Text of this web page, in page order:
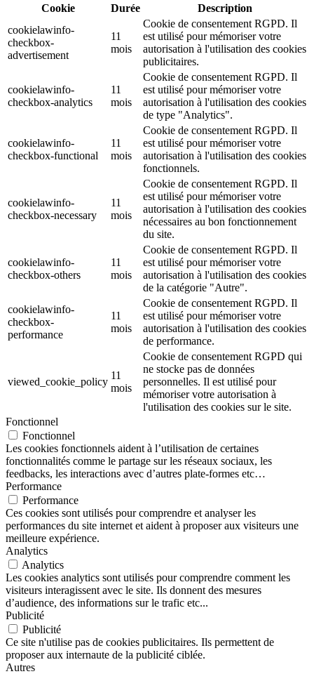
Cookie
Durée
Description
cookielawinfo-
checkbox-
advertisement
11
mois
Cookie de consentement RGPD. Il
est utilisé pour mémoriser votre
autorisation à l'utilisation des cookies
publicitaires.
cookielawinfo-
checkbox-analytics
11
mois
Cookie de consentement RGPD. Il
est utilisé pour mémoriser votre
autorisation à l'utilisation des cookies
de type "Analytics".
cookielawinfo-
checkbox-functional
11
mois
Cookie de consentement RGPD. Il
est utilisé pour mémoriser votre
autorisation à l'utilisation des cookies
fonctionnels.
cookielawinfo-
checkbox-necessary
11
mois
Cookie de consentement RGPD. Il
est utilisé pour mémoriser votre
autorisation à l'utilisation des cookies
nécessaires au bon fonctionnement
du site.
cookielawinfo-
checkbox-others
11
mois
Cookie de consentement RGPD. Il
est utilisé pour mémoriser votre
autorisation à l'utilisation des cookies
de la catégorie "Autre".
cookielawinfo-
checkbox-
performance
11
mois
Cookie de consentement RGPD. Il
est utilisé pour mémoriser votre
autorisation à l'utilisation des cookies
de performance.
viewed_cookie_policy
11
mois
Cookie de consentement RGPD qui
ne stocke pas de données
personnelles. Il est utilisé pour
mémoriser votre autorisation à
l'utilisation des cookies sur le site.
Fonctionnel
Fonctionnel
Les cookies fonctionnels aident à l’utilisation de certaines
fonctionnalités comme le partage sur les réseaux sociaux, les
feedbacks, les interactions avec d’autres plate-formes etc…
Performance
Performance
Ces cookies sont utilisés pour comprendre et analyser les
performances du site internet et aident à proposer aux visiteurs une
meilleure expérience.
Analytics
Analytics
Les cookies analytics sont utilisés pour comprendre comment les
visiteurs interagissent avec le site. Ils donnent des mesures
d’audience, des informations sur le trafic etc...
Publicité
Publicité
Ce site n'utilise pas de cookies publicitaires. Ils permettent de
proposer aux internaute de la publicité ciblée.
Autres